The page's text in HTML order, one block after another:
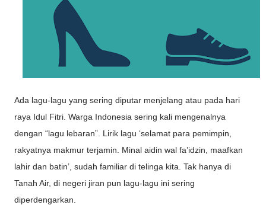
Ada lagu-lagu yang sering diputar menjelang atau pada hari
raya Idul Fitri. Warga Indonesia sering kali mengenalnya
dengan “lagu lebaran”. Lirik lagu ‘selamat para pemimpin,
rakyatnya makmur terjamin. Minal aidin wal fa’idzin, maafkan
lahir dan batin’, sudah familiar di telinga kita. Tak hanya di
Tanah Air, di negeri jiran pun lagu-lagu ini sering
diperdengarkan.